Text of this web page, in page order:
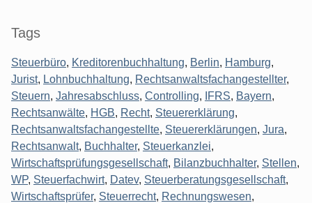
Tags
Steuerbüro, Kreditorenbuchhaltung, Berlin, Hamburg,
Jurist, Lohnbuchhaltung, Rechtsanwaltsfachangestellter,
Steuern, Jahresabschluss, Controlling, IFRS, Bayern,
Rechtsanwälte, HGB, Recht, Steuererklärung,
Rechtsanwaltsfachangestellte, Steuererklärungen, Jura,
Rechtsanwalt, Buchhalter, Steuerkanzlei,
Wirtschaftsprüfungsgesellschaft, Bilanzbuchhalter, Stellen,
WP, Steuerfachwirt, Datev, Steuerberatungsgesellschaft,
Wirtschaftsprüfer, Steuerrecht, Rechnungswesen,